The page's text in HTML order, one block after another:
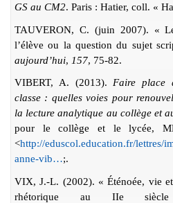
GS au CM2. Paris : Hatier, coll. «
TAUVERON, C. (juin 2007). «
l’élève ou la question du sujet
aujourd’hui, 157, 75-82.
VIBERT, A. (2013).Faire place
classe : quelles voies pour
la lecture analytique au collège et
pour le collège et le lycée,
<http://eduscol.education.fr/lettres/
anne-vib…;.
VIX, J.-L. (2002). « Éténoée, vie
rhétorique au IIe siècle